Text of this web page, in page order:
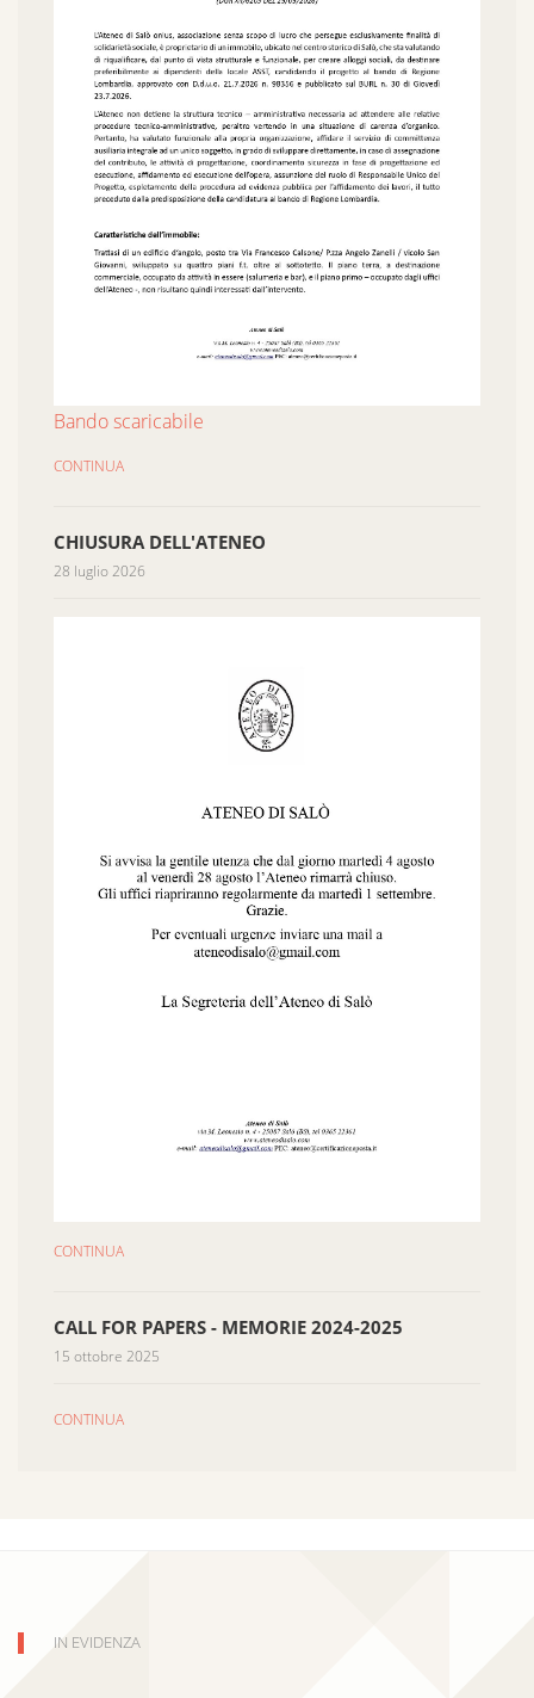
Bando scaricabile
CONTINUA
CHIUSURA DELL'ATENEO
28 luglio 2026
CONTINUA
CALL FOR PAPERS - MEMORIE 2024-2025
15 ottobre 2025
CONTINUA
IN EVIDENZA